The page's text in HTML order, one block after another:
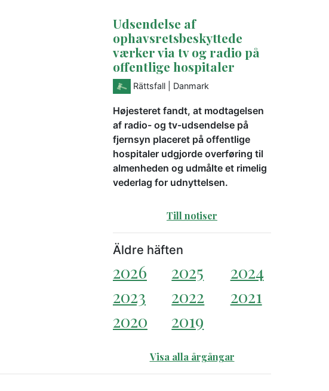
Udsendelse af
ophavsretsbeskyttede
værker via tv og radio på
offentlige hospitaler
Rättsfall | Danmark
Højesteret fandt, at modtagelsen
af radio- og tv-udsendelse på
fjernsyn placeret på offentlige
hospitaler udgjorde overføring til
almenheden og udmålte et rimelig
vederlag for udnyttelsen.
Till notiser
Äldre häften
2026 2025
2024
2023
2022
2021
2020
2019
Visa alla årgångar